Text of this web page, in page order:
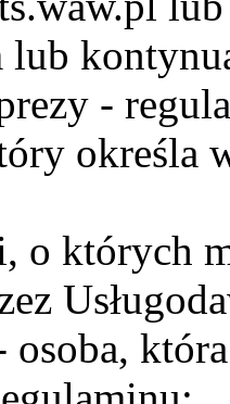
lub
-
określa
o których
osoba,